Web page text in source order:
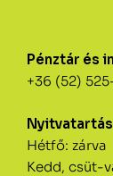
Pénztár és
+36 (52)
Hétfő: zárva
Kedd, csüt-